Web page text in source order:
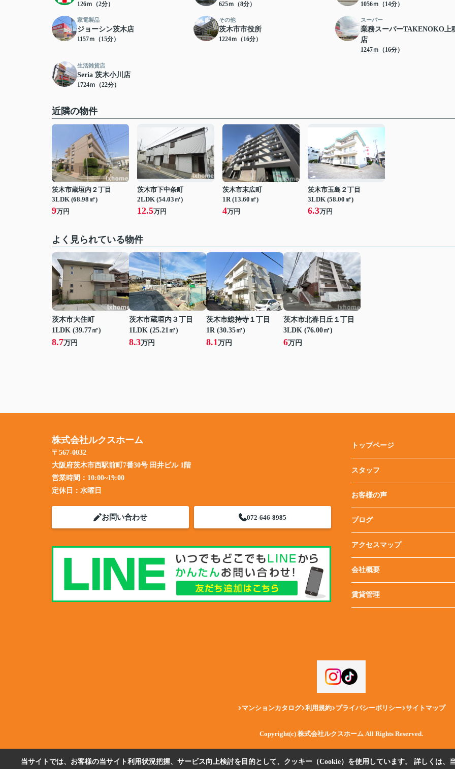
126ｍ（2分） 625ｍ（8分） 1056ｍ（14分）
家電製品
ジョーシン茨木店
1157ｍ（15分）
その他
茨木市市役所
1224ｍ（16分）
スーパー
業務スーパーTAKENOKO上
店
1247ｍ（16分）
生活雑貨店
Seria 茨木小川店
1724ｍ（22分）
近隣の物件
茨木市蔵垣内２丁目
3LDK (68.98㎡)
9万円
茨木市下中条町
2LDK (54.03㎡)
12.5万円
茨木市末広町
1R (13.60㎡)
4万円
茨木市玉島２丁目
3LDK (58.00㎡)
6.3万円
よく見られている物件
茨木市大住町
1LDK (39.77㎡)
8.7万円
茨木市蔵垣内３丁目
1LDK (25.21㎡)
8.3万円
茨木市総持寺１丁目
1R (30.35㎡)
8.1万円
茨木市北春日丘１丁目
3LDK (76.00㎡)
6万円
株式会社ルクスホーム
〒567-0032
大阪府茨木市西駅前町7番30号 田井ビル 1階
営業時間： 10:00~19:00
定休日： 水曜日
お問い合わせ 072-646-8985
トップページ
スタッフ
お客様の声
ブログ
アクセスマップ
会社概要
賃貸管理
マンションカタログ 利用規約 プライバシーポリシー サイトマップ
Copyright(c) 株式会社ルクスホーム All Rights Reserved.
当サイトでは、お客様の当サイト利用状況把握、サービス向上検討を目的として、クッキー（Cookie）を使用しています。 詳しくは、